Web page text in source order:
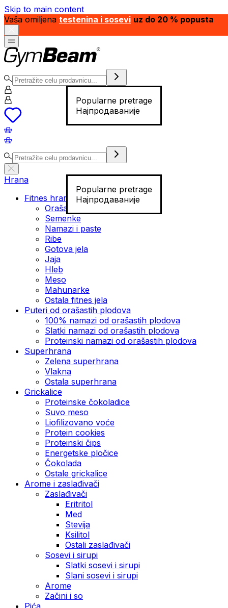
Skip to main content
Vaša omiljena testenina i sosevi uz do 20 % popusta
Popularne pretrage
Најпродаваније
Popularne pretrage
Најпродаваније
Hrana
Fitnes hrana
Orašasti plodovi
Semenke
Namazi i paste
Ribe
Gotova jela
Јаја
Hleb
Meso
Mahunarke
Ostala fitnes jela
Puteri od orašastih plodova
100% namazi od orašastih plodova
Slatki namazi od orašastih plodova
Proteinski namazi od orašastih plodova
Superhrana
Zelena superhrana
Vlakna
Ostala superhrana
Grickalice
Proteinske čokoladice
Suvo meso
Liofilizovano voće
Protein cookies
Proteinski čips
Energetske pločice
Čokolada
Ostale grickalice
Arome i zaslađivači
Zaslađivači
Eritritol
Med
Stevija
Ksilitol
Ostali zaslađivači
Sosevi i sirupi
Slatki sosevi i sirupi
Slani sosevi i sirupi
Arome
Začini i so
Pića